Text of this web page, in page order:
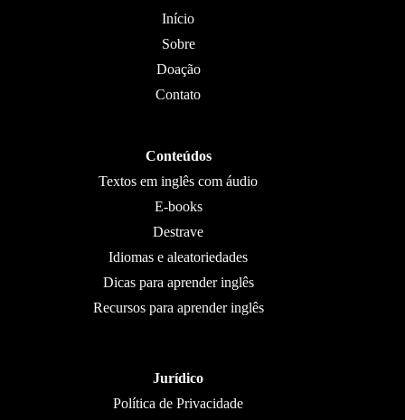
Início
Sobre
Doação
Contato
Conteúdos
Textos em inglês com áudio
E-books
Destrave
Idiomas e aleatoriedades
Dicas para aprender inglês
Recursos para aprender inglês
Jurídico
Política de Privacidade